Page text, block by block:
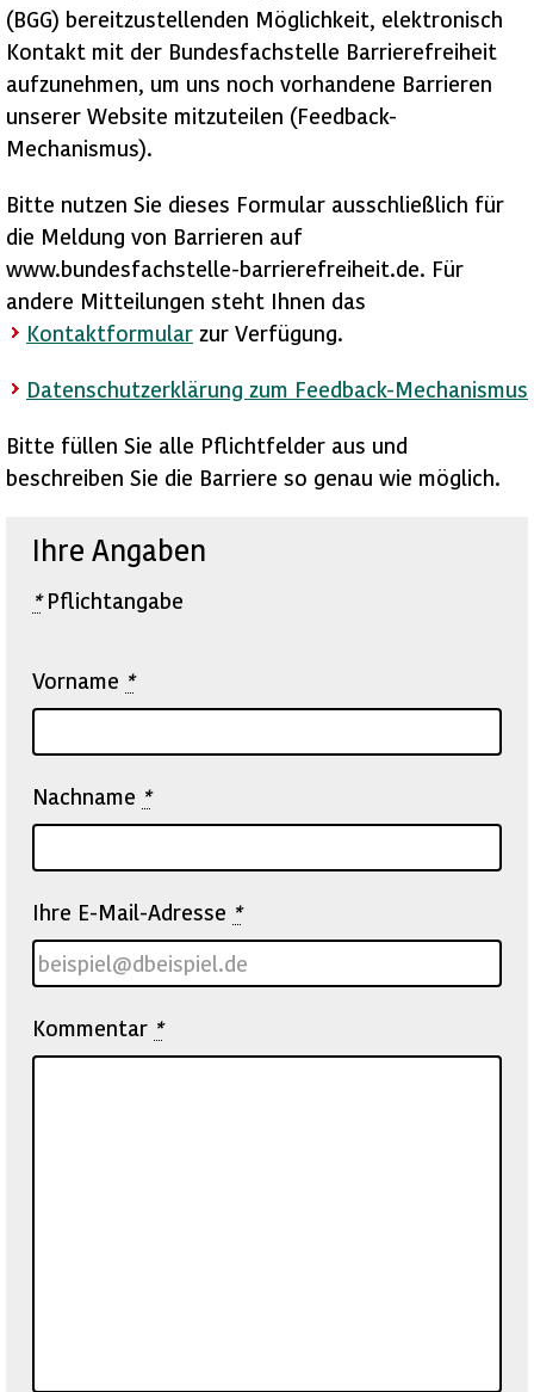
(BGG) bereitzustellenden Möglichkeit, elektronisch
Kontakt mit der Bundesfachstelle Barrierefreiheit
aufzunehmen, um uns noch vorhandene Barrieren
unserer Website mitzuteilen (Feedback-
Mechanismus).
Bitte nutzen Sie dieses Formular ausschließlich für
die Meldung von Barrieren auf
www.bundesfachstelle-barrierefreiheit.de. Für
andere Mitteilungen steht Ihnen das
Kontaktformular zur Verfügung.
Datenschutzerklärung zum Feedback-Mechanismus
Bitte füllen Sie alle Pflichtfelder aus und
beschreiben Sie die Barriere so genau wie möglich.
Ihre Angaben
*Pflichtangabe
Vorname *
Nachname *
Ihre E-Mail-Adresse *
Kommentar *